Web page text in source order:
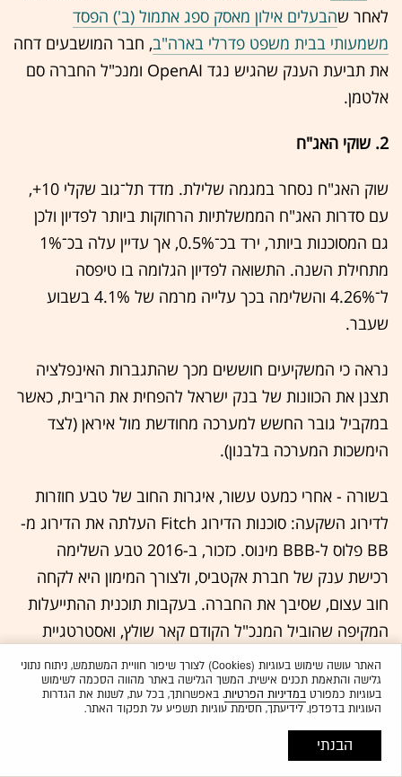
לאחר שהבעלים אילון מאסק ספג אתמול (ב') הפסד
משמעותי בבית משפט פדרלי בארה"ב, חבר המושבעים דחה
את תביעת הענק שהגיש נגד OpenAI ומנכ"ל החברה סם
אלטמן.
2. שוקי האג"ח
שוק האג"ח נסחר במגמה שלילת. מדד תל־גוב שקלי 10+,
עם סדרות האג"ח הממשלתיות הרחוקות ביותר לפדיון ולכן
גם המסוכנות ביותר, ירד בכ־0.5%, אך עדיין עלה בכ־1%
מתחילת השנה. התשואה לפדיון הגלומה בו טיפסה
ל־4.26% והשלימה בכך עלייה מרמה של 4.1% בשבוע
שעבר.
נראה כי המשקיעים חוששים מכך שהתגברות האינפלציה
תצנן את הכוונות של בנק ישראל להפחית את הריבית, כאשר
במקביל גובר החשש למערכה מחודשת מול איראן (לצד
הימשכות המערכה בלבנון).
בשורה - אחרי כמעט עשור, איגרות החוב של טבע חוזרות
לדירוג השקעה: סוכנות הדירוג Fitch העלתה את הדירוג מ-
BB פלוס ל-BBB מינוס. כזכור, ב-2016 טבע השלימה
רכישת ענק של חברת אקטביס, ולצורך המימון היא לקחה
חוב עצום, שסיבך את החברה. בעקבות תוכנית ההתייעלות
המקיפה שהוביל המנכ"ל הקודם קאר שולץ, ואסטרטגיית
הצמיחה של המנכ"ל הנוכחי ריצ'רד פרנסיס, החברה נמצאת
היום במקום שונה, בסוכנות הדירוג מכירים בכך.
תשואות אג"ח ממשלת ארה"ב ממשיכות לעלות היום. ברקע
גל מכירות בשוקי האג"ח העולמיים ומפגש שרי האוצר של
האתר עושה שימוש בעוגיות (Cookies) לצורך שיפור חוויית המשתמש, ניתוח נתוני
גלישה והתאמת תכנים אישית. המשך הגלישה באתר מהווה הסכמה לשימוש
בעוגיות כמפורטבמדיניות הפרטיות. באפשרותך, בכל עת, לשנות את הגדרות
העוגיות בדפדפן. לידיעתך, חסימת עוגיות תשפיע על תפקוד האתר.
הבנתי